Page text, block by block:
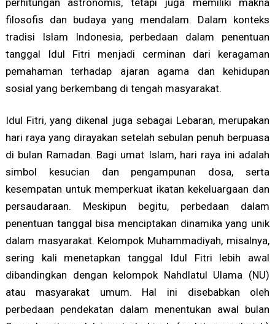
perhitungan astronomis, tetapi juga memiliki makna
filosofis dan budaya yang mendalam. Dalam konteks
tradisi Islam Indonesia, perbedaan dalam penentuan
tanggal Idul Fitri menjadi cerminan dari keragaman
pemahaman terhadap ajaran agama dan kehidupan
sosial yang berkembang di tengah masyarakat.
Idul Fitri, yang dikenal juga sebagai Lebaran, merupakan
hari raya yang dirayakan setelah sebulan penuh berpuasa
di bulan Ramadan. Bagi umat Islam, hari raya ini adalah
simbol kesucian dan pengampunan dosa, serta
kesempatan untuk memperkuat ikatan kekeluargaan dan
persaudaraan. Meskipun begitu, perbedaan dalam
penentuan tanggal bisa menciptakan dinamika yang unik
dalam masyarakat. Kelompok Muhammadiyah, misalnya,
sering kali menetapkan tanggal Idul Fitri lebih awal
dibandingkan dengan kelompok Nahdlatul Ulama (NU)
atau masyarakat umum. Hal ini disebabkan oleh
perbedaan pendekatan dalam menentukan awal bulan